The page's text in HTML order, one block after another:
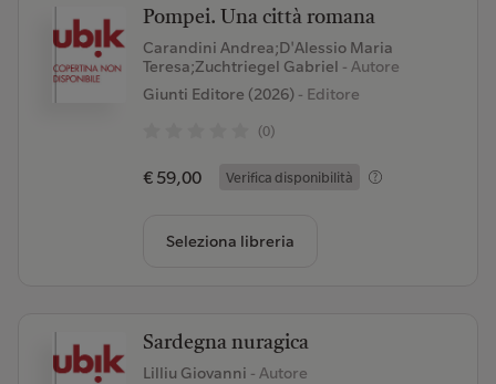
Pompei. Una città romana
Carandini Andrea;D'Alessio Maria
Teresa;Zuchtriegel Gabriel - Autore
Giunti Editore (2026)- Editore
(0)
€ 59,00 Verifica disponibilità
Seleziona libreria
Sardegna nuragica
Lilliu Giovanni - Autore